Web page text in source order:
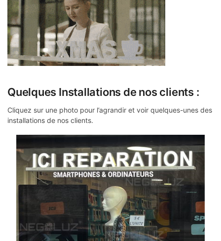
Quelques Installations de nos clients :
Cliquez sur une photo pour l’agrandir et voir quelques-unes des
installations de nos clients.